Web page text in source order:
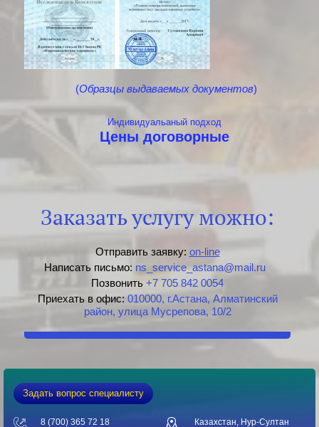
(Образцы выдаваемых документов)
Индивидуальаный подход
Цены договорные
Заказать услугу можно:
Отправить заявку: on-line
Написать письмо: ns_service_astana@mail.ru
Позвонить +7 705 842 0054
Приехать в офис: 010000, г.Астана, Алматинский
район, улица Мусрепова, 10/2
Задать вопрос специалисту
8 (700) 365 72 18 Казахстан, Нур-Султан